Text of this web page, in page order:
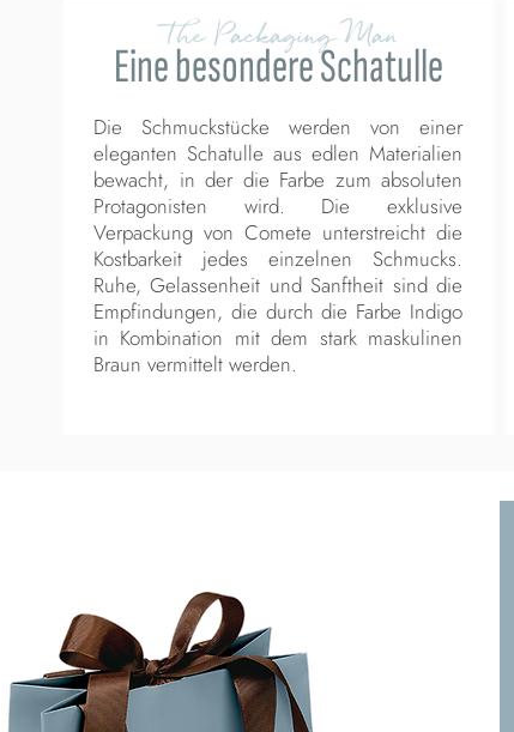
The Packaging Man
Eine besondere Schatulle
Die Schmuckstücke werden von einer
eleganten Schatulle aus edlen Materialien
bewacht, in der die Farbe zum absoluten
Protagonisten wird. Die exklusive
Verpackung von Comete unterstreicht die
Kostbarkeit jedes einzelnen Schmucks.
Ruhe, Gelassenheit und Sanftheit sind die
Empfindungen, die durch die Farbe Indigo
in Kombination mit dem stark maskulinen
Braun vermittelt werden.